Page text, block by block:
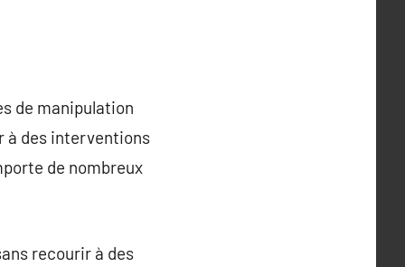
de manipulation
à des interventions
de nombreux
recourir à des